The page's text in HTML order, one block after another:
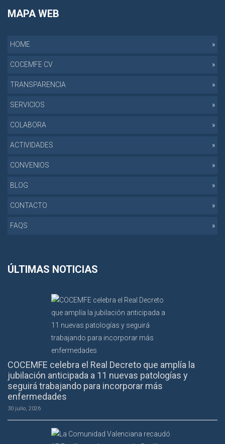
MAPA WEB
HOME
COCEMFE CV
TRANSPARENCIA
SERVICIOS
COLABORA
ACTIVIDADES
CONVENIOS
BLOG
CONTACTO
FAQS
ÚLTIMAS NOTICIAS
COCEMFE celebra el Real Decreto que amplía la
jubilación anticipada a 11 nuevas patologías y
seguirá trabajando para incorporar más
enfermedades
30 julio, 2026